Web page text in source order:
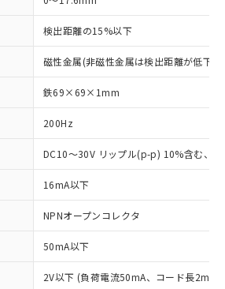
検出距離の15%以下
磁性金属(非磁性金属は検出距離が低下し
鉄69×69×1mm
200Hz
DC10～30V リップル(p-p) 10%含む、
16mA以下
NPNオープンコレクタ
50mA以下
2V以下 (負荷電流50mA、コード長2m時)